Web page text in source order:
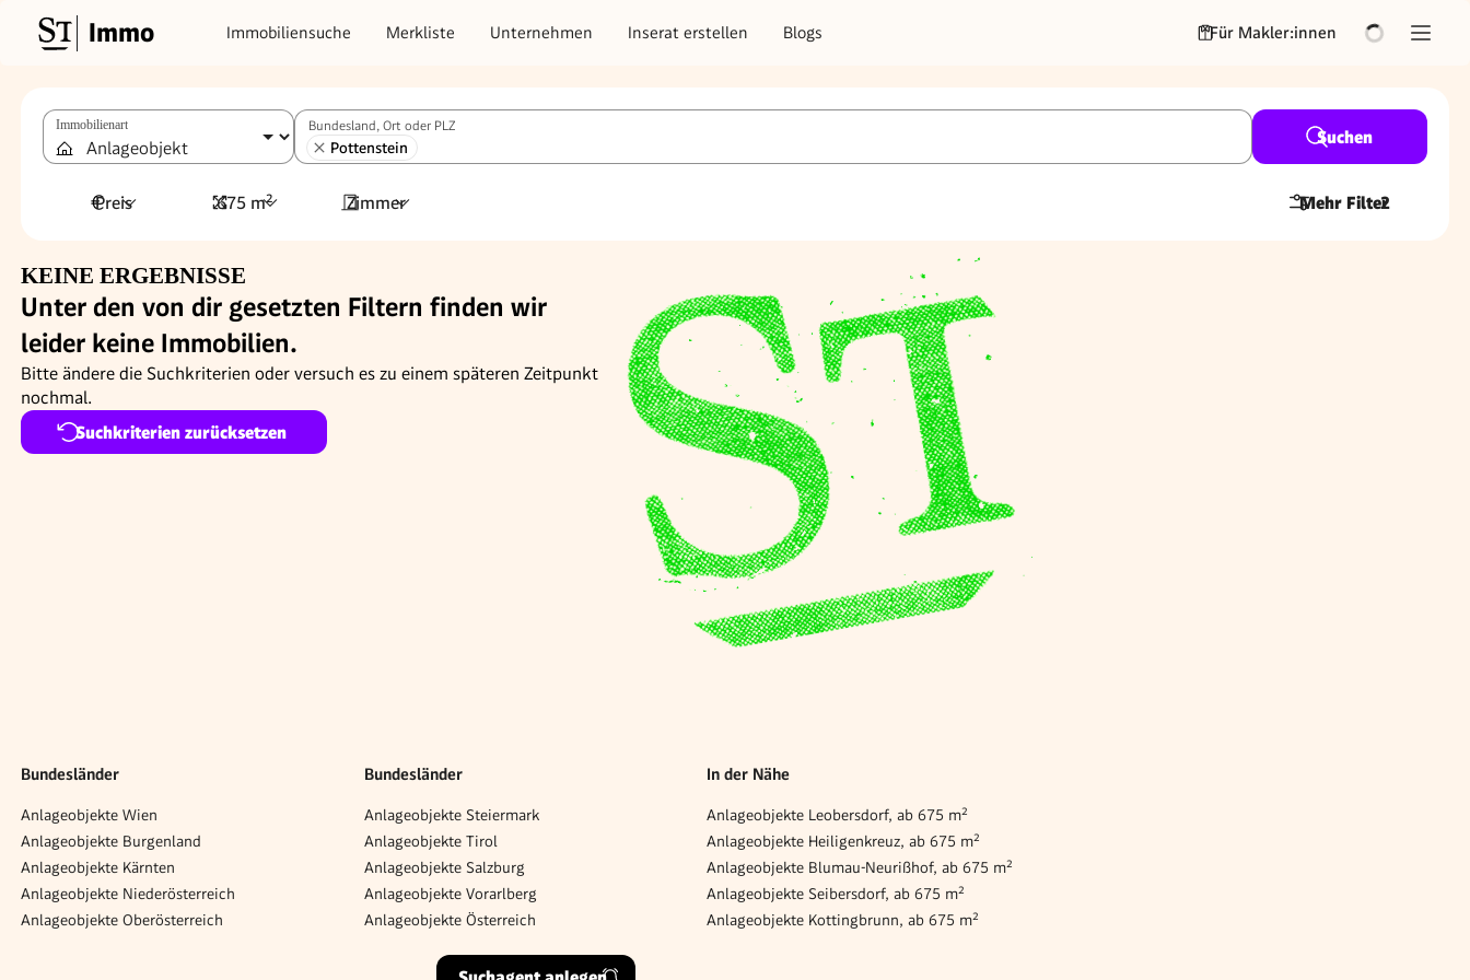
Immo Immobiliensuche Merkliste Unternehmen Inserat erstellen Blogs Für Makler:innen
Immobilienart Bundesland, Ort oder PLZ
Pottenstein
Suchen
Preis 675 m² Zimmer Mehr Filter
2
KEINE ERGEBNISSE
Unter den von dir gesetzten Filtern finden wir
leider keine Immobilien.
Bitte ändere die Suchkriterien oder versuch es zu einem späteren Zeitpunkt
nochmal.
Suchkriterien zurücksetzen
Bundesländer
Anlageobjekte Wien
Anlageobjekte Burgenland
Anlageobjekte Kärnten
Anlageobjekte Niederösterreich
Anlageobjekte Oberösterreich
Bundesländer
Anlageobjekte Steiermark
Anlageobjekte Tirol
Anlageobjekte Salzburg
Anlageobjekte Vorarlberg
Anlageobjekte Österreich
In der Nähe
Anlageobjekte Leobersdorf, ab 675 m²
Anlageobjekte Heiligenkreuz, ab 675 m²
Anlageobjekte Blumau-Neurißhof, ab 675 m²
Anlageobjekte Seibersdorf, ab 675 m²
Anlageobjekte Kottingbrunn, ab 675 m²